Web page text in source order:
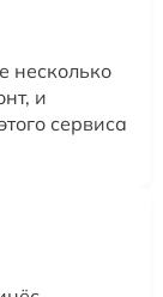
несколько
и
сервиса